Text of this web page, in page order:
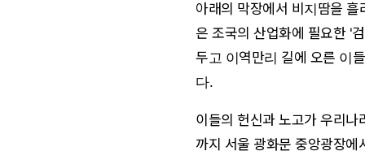
아래의 막장에서 비지땀을
은 조국의 산업화에 필요한 '
두고 이역만리 길에 오른 이
다.
이들의 헌신과 노고가 우리
까지 서울 광화문 중앙광장에